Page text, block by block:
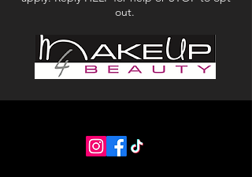
✔Verwijderbare hoes om potloodkrullen op te
out.